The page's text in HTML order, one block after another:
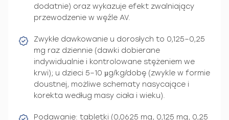
dodatnie) oraz wykazuje efekt zwalniający
przewodzenie w węźle AV.
Zwykłe dawkowanie u dorosłych to 0,125–0,25
mg raz dziennie (dawki dobierane
indywidualnie i kontrolowane stężeniem we
krwi); u dzieci 5–10 µg/kg/dobę (zwykle w formie
doustnej, możliwe schematy nasycające i
korekta według masy ciała i wieku).
Podawanie: tabletki (0,0625 mg, 0,125 mg, 0,25